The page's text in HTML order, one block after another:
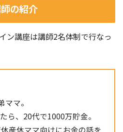
の紹介
ン講座は講師2名体制で行なっ
マ。
ら、20代で1000万貯金。
産休ママ向けにお金の話を